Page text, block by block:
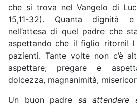
che si trova nel Vangelo di
15,11-32). Quanta dignità
nell’attesa di quel padre che
aspettando che il figlio ritorni! I
pazienti. Tante volte non c’è
aspettare; pregare e
dolcezza, magnanimità,
Un buon padre sa attendere